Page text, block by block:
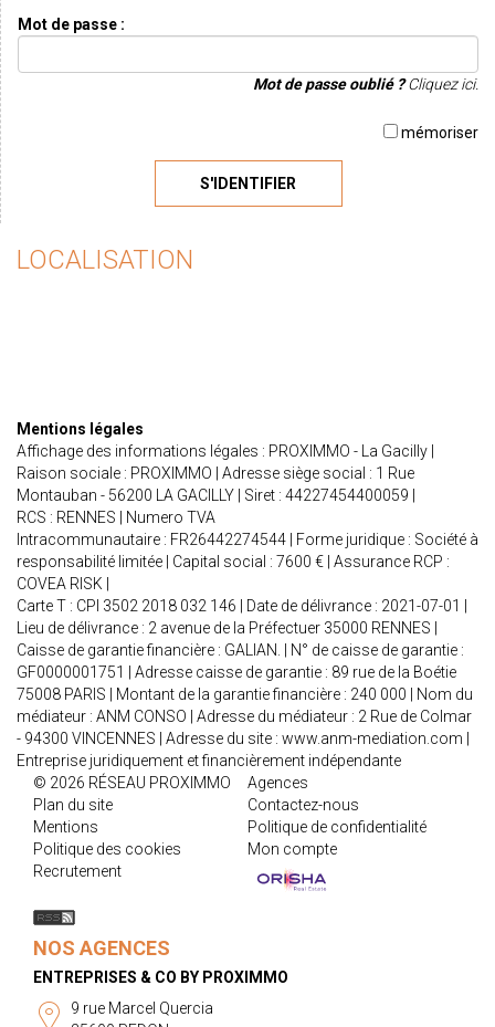
Mot de passe :
Mot de passe oublié ?Cliquez ici.
mémoriser
S'IDENTIFIER
LOCALISATION
Mentions légales
Affichage des informations légales : PROXIMMO - La Gacilly |
Raison sociale : PROXIMMO | Adresse siège social : 1 Rue
Montauban - 56200 LA GACILLY | Siret : 44227454400059 |
RCS : RENNES | Numero TVA
Intracommunautaire : FR26442274544 | Forme juridique : Société à
responsabilité limitée | Capital social : 7600 € | Assurance RCP :
COVEA RISK |
Carte T : CPI 3502 2018 032 146 | Date de délivrance : 2021-07-01 |
Lieu de délivrance : 2 avenue de la Préfectuer 35000 RENNES |
Caisse de garantie financière : GALIAN. | N° de caisse de garantie :
GF0000001751 | Adresse caisse de garantie : 89 rue de la Boétie
75008 PARIS | Montant de la garantie financière : 240 000 | Nom du
médiateur : ANM CONSO | Adresse du médiateur : 2 Rue de Colmar
- 94300 VINCENNES | Adresse du site : www.anm-mediation.com
Entreprise juridiquement et financièrement indépendante
© 2026 RÉSEAU PROXIMMO
Agences
Plan du site
Contactez-nous
Mentions
Politique de confidentialité
Politique des cookies
Mon compte
Recrutement
NOS AGENCES
ENTREPRISES & CO BY PROXIMMO
9 rue Marcel Quercia